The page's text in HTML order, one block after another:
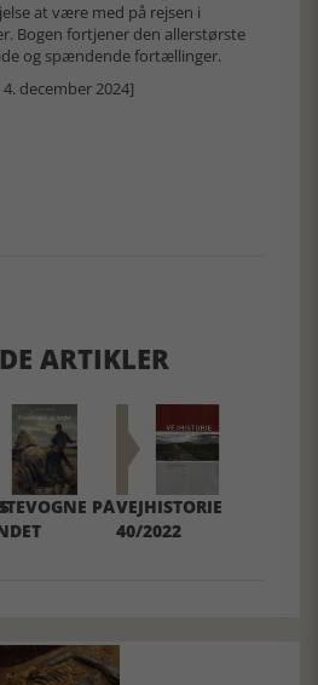
at være med på rejsen i
Bogen fortjener den allerstørste
og spændende fortællinger.
december 2024]
ARTIKLER
PÅVEJHISTORIE
40/2022